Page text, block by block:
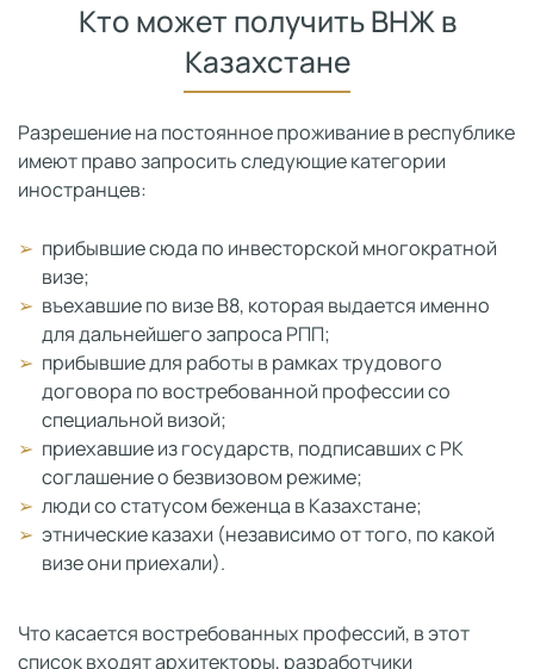
Кто может получить ВНЖ в
Казахстане
Разрешение на постоянное проживание в республике
имеют право запросить следующие категории
иностранцев:
прибывшие сюда по инвесторской многократной
визе;
въехавшие по визе B8, которая выдается именно
для дальнейшего запроса РПП;
прибывшие для работы в рамках трудового
договора по востребованной профессии со
специальной визой;
приехавшие из государств, подписавших с РК
соглашение о безвизовом режиме;
люди со статусом беженца в Казахстане;
этнические казахи (независимо от того, по какой
визе они приехали).
Что касается востребованных профессий, в этот
список входят архитекторы, разработчики